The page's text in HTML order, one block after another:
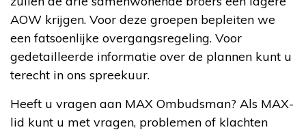
AOW krijgen. Voor deze groepen bepleiten we
een fatsoenlijke overgangsregeling. Voor
gedetailleerde informatie over de plannen kunt u
terecht in ons spreekuur.
Heeft u vragen aan MAX Ombudsman? Als MAX-
lid kunt u met vragen, problemen of klachten